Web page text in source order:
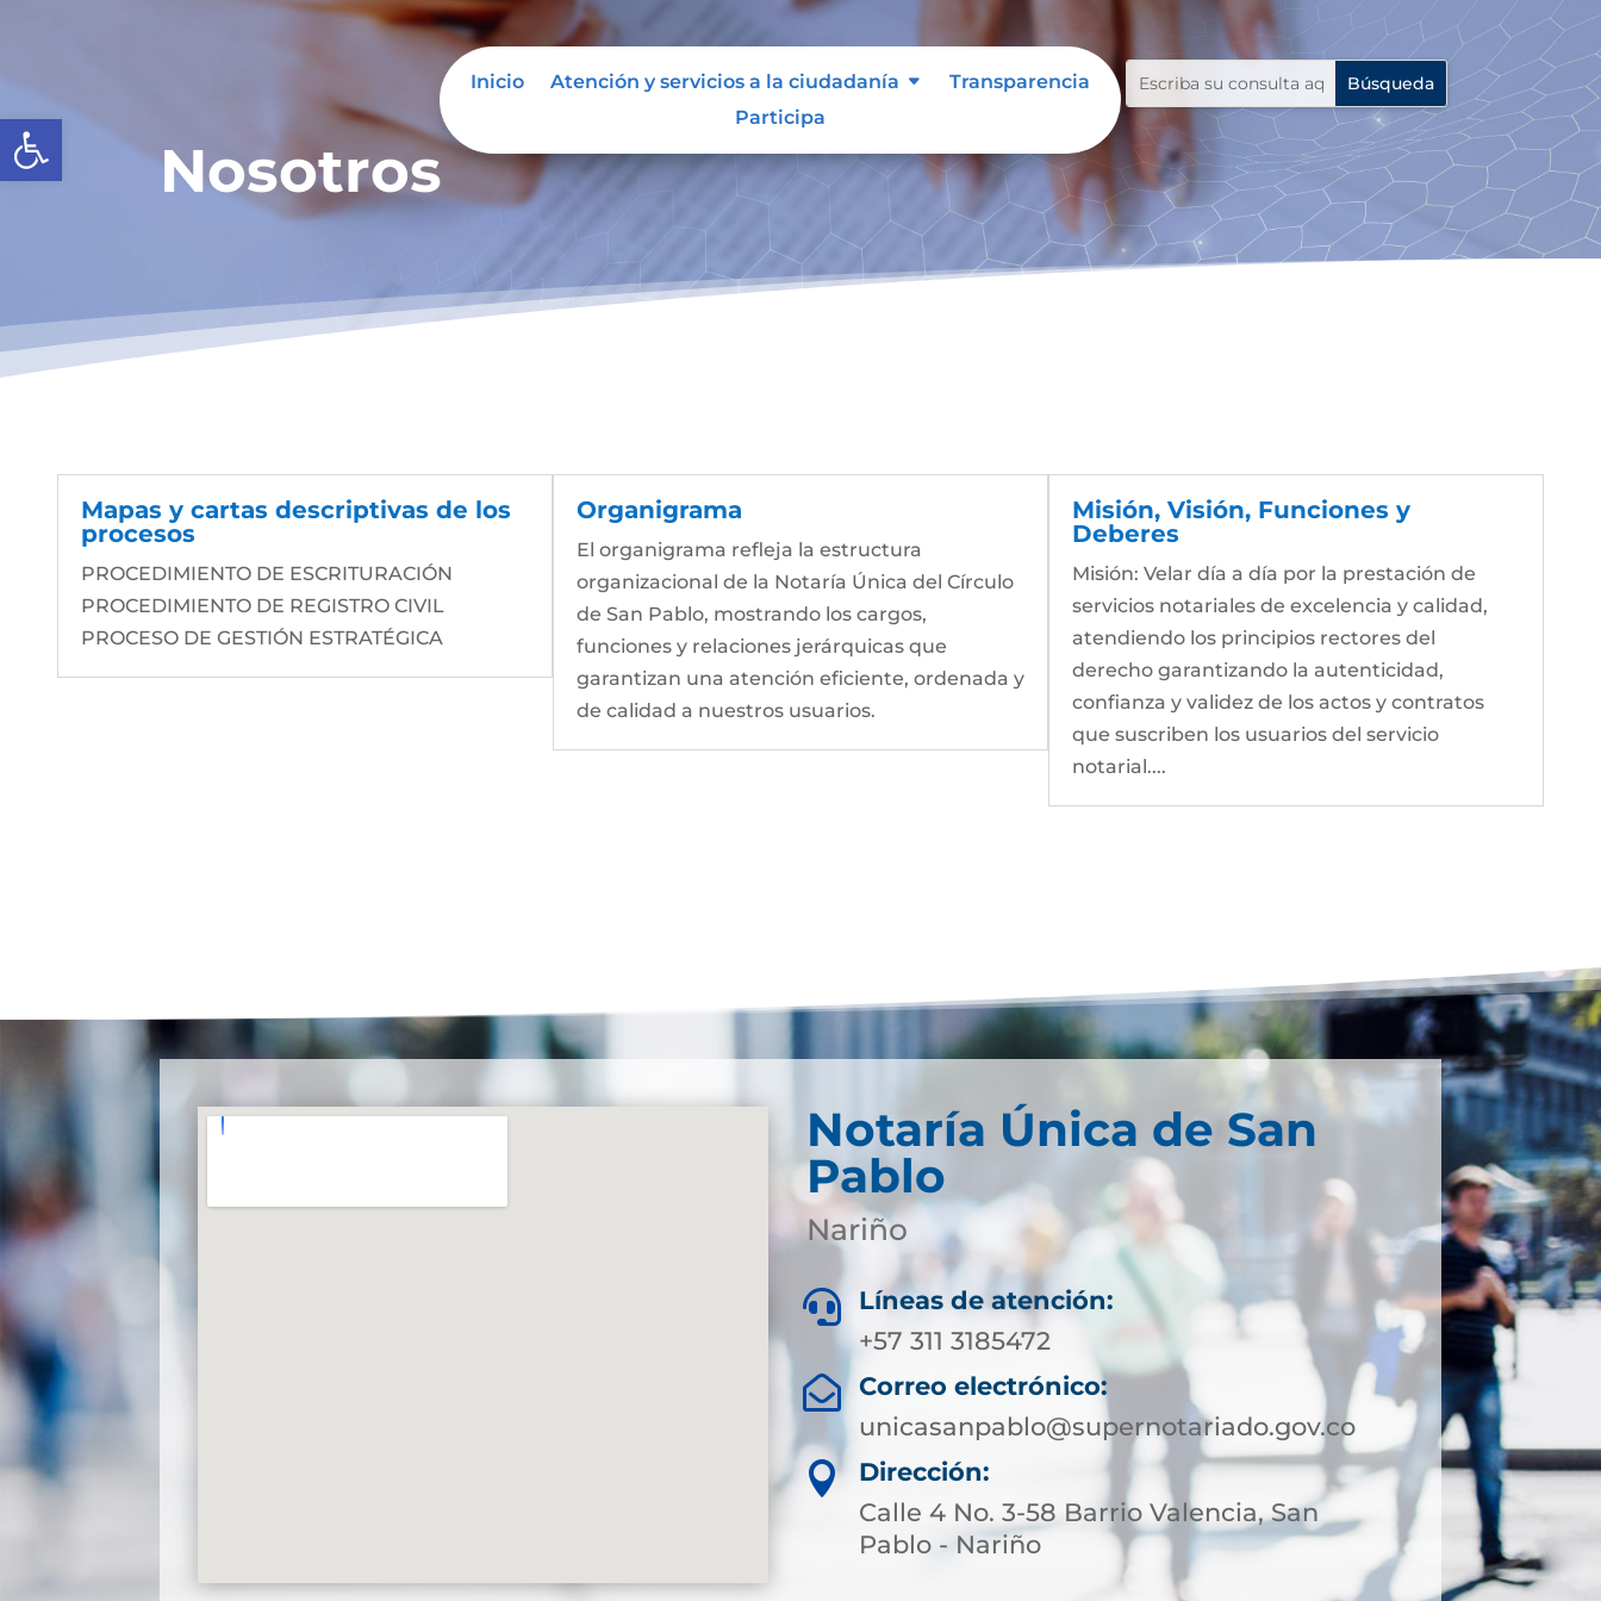
Abrir barra de herramientas
Inicio Atención y servicios a la ciudadanía
Transparencia
Participa
Nosotros
Mapas y cartas descriptivas de los
procesos
PROCEDIMIENTO DE ESCRITURACIÓN
PROCEDIMIENTO DE REGISTRO CIVIL
PROCESO DE GESTIÓN ESTRATÉGICA
Organigrama
El organigrama refleja la estructura
organizacional de la Notaría Única del Círculo
de San Pablo, mostrando los cargos,
funciones y relaciones jerárquicas que
garantizan una atención eficiente, ordenada y
de calidad a nuestros usuarios.
Misión, Visión, Funciones y
Deberes
Misión: Velar día a día por la prestación de
servicios notariales de excelencia y calidad,
atendiendo los principios rectores del
derecho garantizando la autenticidad,
confianza y validez de los actos y contratos
que suscriben los usuarios del servicio
notarial....
Notaría Única de San
Pablo
Nariño

Líneas de atención:
+57 311 3185472

Correo electrónico:
unicasanpablo@supernotariado.gov.co

Dirección:
Calle 4 No. 3-58 Barrio Valencia, San
Pablo - Nariño